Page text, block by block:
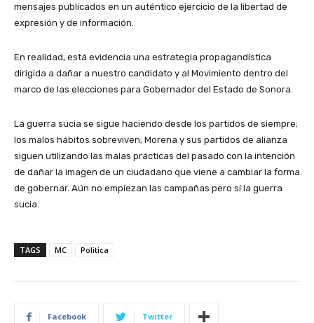
mensajes publicados en un auténtico ejercicio de la libertad de
expresión y de información.
En realidad, está evidencia una estrategia propagandística
dirigida a dañar a nuestro candidato y al Movimiento dentro del
marco de las elecciones para Gobernador del Estado de Sonora.
La guerra sucia se sigue haciendo desde los partidos de siempre;
los malos hábitos sobreviven; Morena y sus partidos de alianza
siguen utilizando las malas prácticas del pasado con la intención
de dañar la imagen de un ciudadano que viene a cambiar la forma
de gobernar. Aún no empiezan las campañas pero sí la guerra
sucia.
TAGS MC Politica
Facebook Twitter